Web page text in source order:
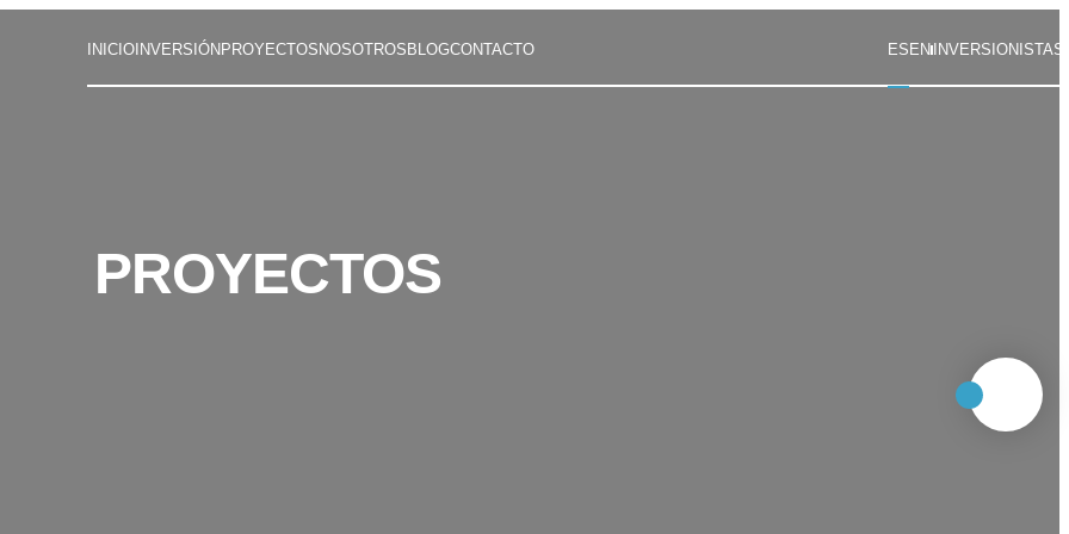
INICIO INVERSIÓN PROYECTOS NOSOTROS BLOGCONTACTO ES EN INVERSIONISTAS
PROYECTOS